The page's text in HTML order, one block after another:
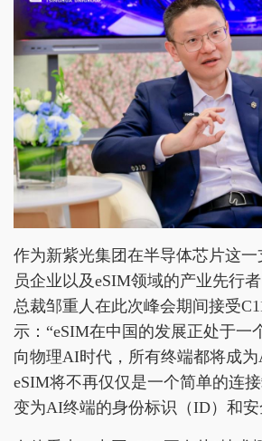
作为新紫光集团在半导体芯片这
员企业以及eSIM领域的产业先行
总裁邹重人在此次峰会期间接受
示：“eSIM在中国的发展正处于一
向物理AI时代，所有终端都将成为
eSIM将不再仅仅是一个简单的连
变为AI终端的身份标识（ID）和安